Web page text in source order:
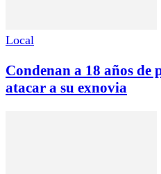
Local
Condenan a 18 años
atacar a su exnovia